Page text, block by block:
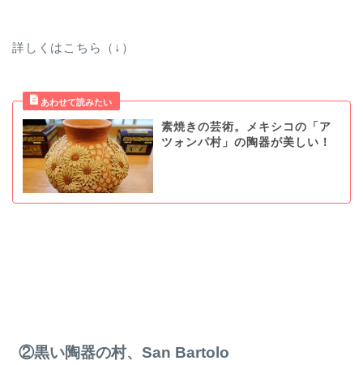
詳しくはこちら（↓）
素焼きの芸術。メキシコの「ア
ツォンパ村」の陶器が美しい！
②黒い陶器の村、San Bartolo